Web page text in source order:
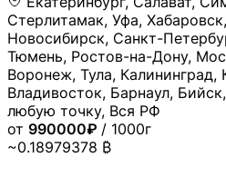
Стерлитамак, Уфа,
Новосибирск, Санкт-
Тюмень, Ростов-на-Дону,
Воронеж, Тула, Калининград,
Владивосток, Барнаул,
любую точку, Вся РФ
от 990000₽ / 1000г
~0.18979378 ₿